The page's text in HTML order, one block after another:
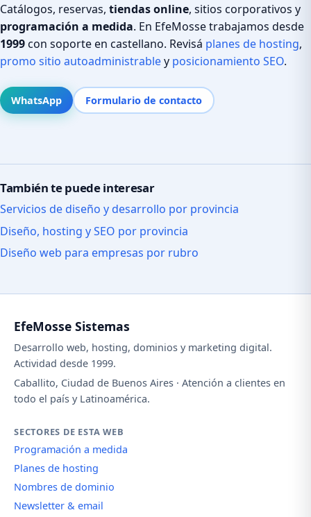
Catálogos, reservas, tiendas online, sitios corporativos y
programación a medida. En EfeMosse trabajamos desde
1999con soporte en castellano. Revisá planes de hosting,
promo sitio autoadministrabley posicionamiento SEO.
WhatsApp Formulario de contacto
También te puede interesar
Servicios de diseño y desarrollo por provincia
Diseño, hosting y SEO por provincia
Diseño web para empresas por rubro
EfeMosse Sistemas
Desarrollo web, hosting, dominios y marketing digital.
Actividad desde 1999.
Caballito, Ciudad de Buenos Aires · Atención a clientes en
todo el país y Latinoamérica.
SECTORES DE ESTA WEB
Programación a medida
Planes de hosting
Nombres de dominio
Newsletter & email